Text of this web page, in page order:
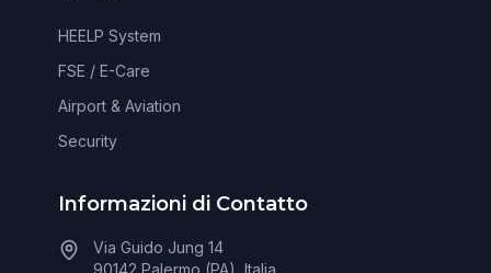
HEELP System
FSE / E-Care
Airport & Aviation
Security
Informazioni di Contatto
Via Guido Jung 14
90142 Palermo (PA), Italia